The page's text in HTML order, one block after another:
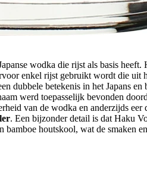
wodka die rijst als basis heeft.
enkel rijst gebruikt wordt die uit
dubbele betekenis in het Japans en
werd toepasselijk bevonden
van de wodka en anderzijds eer
. Een bijzonder detail is dat Haku
bamboe houtskool, wat de smaken